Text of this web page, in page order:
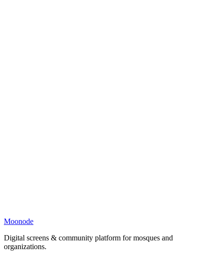
Moonode
Digital screens & community platform for mosques and
organizations.